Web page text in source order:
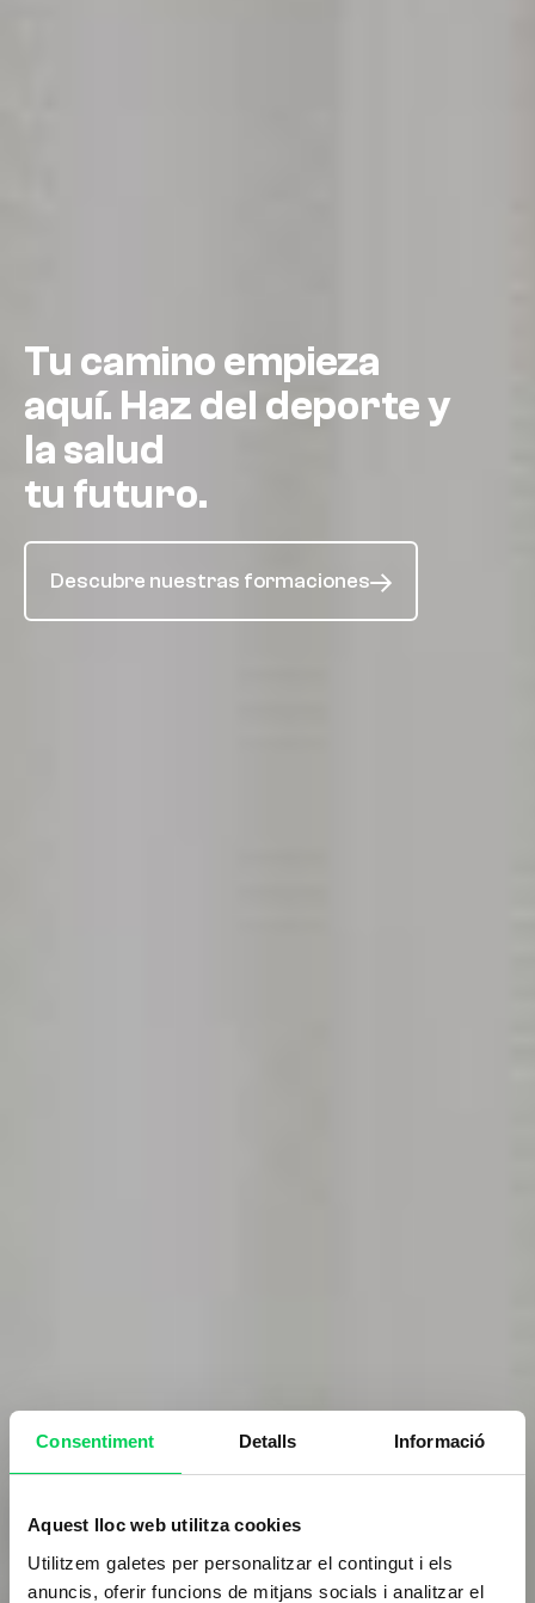
Consentiment Detalls Informació
Aquest lloc web utilitza cookies
Utilitzem galetes per personalitzar el contingut i els
anuncis, oferir funcions de mitjans socials i analitzar el
Tu camino empieza
aquí. Haz del deporte y
la salud
tu futuro.
Descubre nuestras formaciones
Un entorno
extraordinario
para desarrollar todo
tu
potencial.
Aprende con un
método donde tú
eres el centro.